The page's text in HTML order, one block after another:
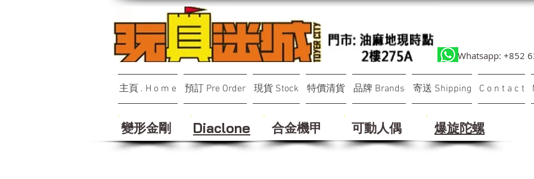
Whatsapp: +852
主頁 . H o m e 預訂 Pre Order 現貨 Stock 特價清貨 品牌 Brands 寄送 Shipping C o n t a c t
變形金剛 Diaclone 合金機甲 可動人偶 ​爆旋陀螺